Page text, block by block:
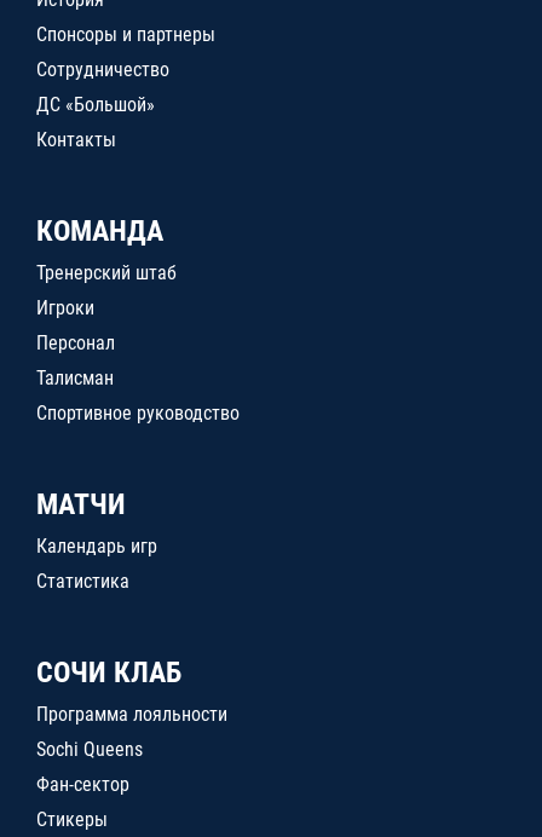
Спонсоры и партнеры
Сотрудничество
ДС «Большой»
Контакты
КОМАНДА
Тренерский штаб
Игроки
Персонал
Талисман
Спортивное руководство
МАТЧИ
Календарь игр
Статистика
СОЧИ КЛАБ
Программа лояльности
Sochi Queens
Фан-сектор
Стикеры